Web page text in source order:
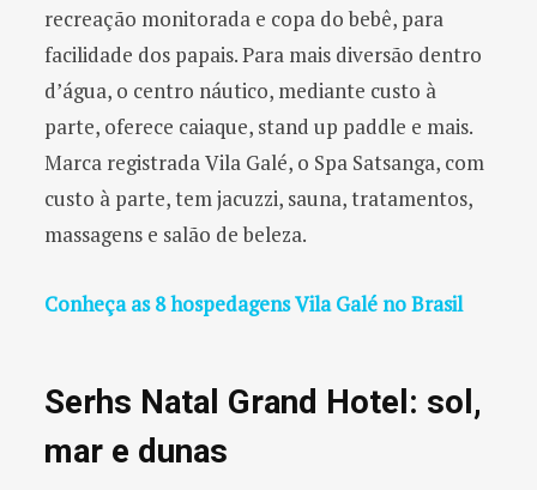
recreação monitorada e copa do bebê, para
facilidade dos papais. Para mais diversão dentro
d’água, o centro náutico, mediante custo à
parte, oferece caiaque, stand up paddle e mais.
Marca registrada Vila Galé, o Spa Satsanga, com
custo à parte, tem jacuzzi, sauna, tratamentos,
massagens e salão de beleza.
Conheça as 8 hospedagens Vila Galé no Brasil
Serhs Natal Grand Hotel: sol,
mar e dunas